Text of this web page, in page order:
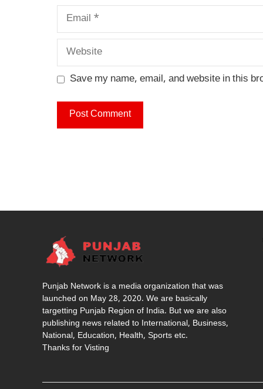
Email
Website
Save my name, email, and website in this
Punjab Network is a media organization that was
launched on May 28, 2020. We are basically
targetting Punjab Region of India. But we are also
publishing news related to International, Business,
National, Education, Health, Sports etc.
Thanks for Visting